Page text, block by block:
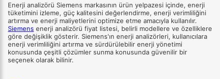
Enerji analizörü Siemens markasının ürün yelpazesi içinde, enerji
tüketimini izleme, güç kalitesini değerlendirme, enerji verimliliğini
artırma ve enerji maliyetlerini optimize etme amacıyla kullanılır.
Siemens enerji analizörü fiyat listesi, belirli modellere ve özelliklere
göre değişiklik gösterir. Siemens'ın enerji analizörleri, kullanıcılara
enerji verimliliğini artırma ve sürdürülebilir enerji yönetimi
konusunda çeşitli çözümler sunma konusunda güvenilir bir
seçenek olarak bilinir.